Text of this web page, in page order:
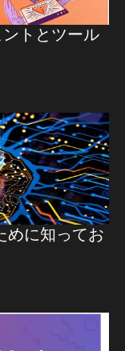
トとツール
めに知ってお